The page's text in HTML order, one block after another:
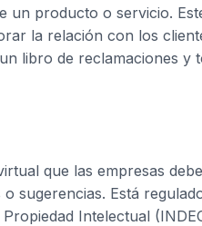
un producto o servicio.
la relación con los
libro de reclamaciones y
que las empresas
sugerencias. Está
Intelectual